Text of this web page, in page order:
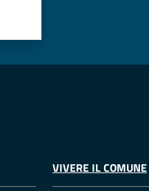
VIVERE IL COMUNE